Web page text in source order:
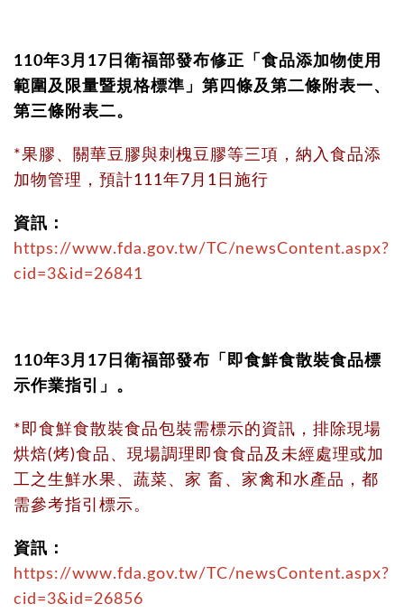
110年3月17日衛福部發布修正「食品添加物使用
範圍及限量暨規格標準」第四條及第二條附表一、
第三條附表二。
*果膠、關華豆膠與刺槐豆膠等三項，納入食品添
加物管理，預計111年7月1日施行
資訊：
https://www.fda.gov.tw/TC/newsContent.aspx?
cid=3&id=26841
110年3月17日衛福部發布「即食鮮食散裝食品標
示作業指引」。
*即食鮮食散裝食品包裝需標示的資訊，排除現場
烘焙(烤)食品、現場調理即食食品及未經處理或加
工之生鮮水果、蔬菜、家 畜、家禽和水產品，都
需參考指引標示。
資訊：
https://www.fda.gov.tw/TC/newsContent.aspx?
cid=3&id=26856